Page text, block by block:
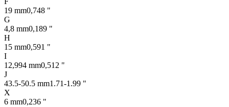
19 mm0,748 "
G
4,8 mm0,189 "
H
15 mm0,591 "
I
12,994 mm0,512 "
J
43.5-50.5 mm1.71-1.99 "
X
6 mm0,236 "